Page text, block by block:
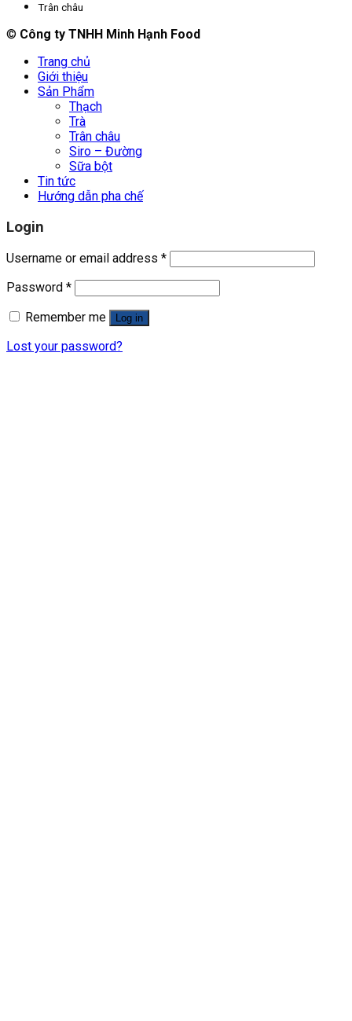
Trân châu
© Công ty TNHH Minh Hạnh Food
Trang chủ
Giới thiệu
Sản Phẩm
Thạch
Trà
Trân châu
Siro – Đường
Sữa bột
Tin tức
Hướng dẫn pha chế
Login
Username or email address *
Password *
Remember me
Log in
Lost your password?